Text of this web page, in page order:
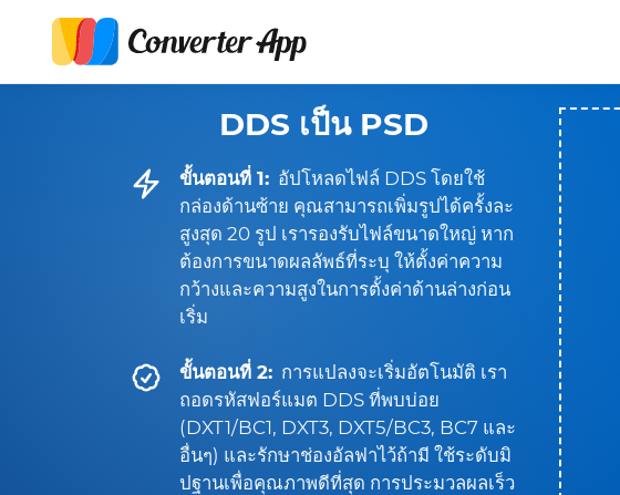
DDS เป็น PSD
ขั้นตอนที่ 1: อัปโหลดไฟล์ DDS โดยใช้
กล่องด้านซ้าย คุณสามารถเพิ่มรูปได้ครั้งละ
สูงสุด 20 รูป เรารองรับไฟล์ขนาดใหญ่ หาก
ต้องการขนาดผลลัพธ์ที่ระบุ ให้ตั้งค่าความ
กว้างและความสูงในการตั้งค่าด้านล่างก่อน
เริ่ม
ขั้นตอนที่ 2: การแปลงจะเริ่มอัตโนมัติ เรา
ถอดรหัสฟอร์แมต DDS ที่พบบ่อย
(DXT1/BC1, DXT3, DXT5/BC3, BC7 และ
อื่นๆ) และรักษาช่องอัลฟาไว้ถ้ามี ใช้ระดับมิ
ปฐานเพื่อคุณภาพดีที่สุด การประมวลผลเร็ว